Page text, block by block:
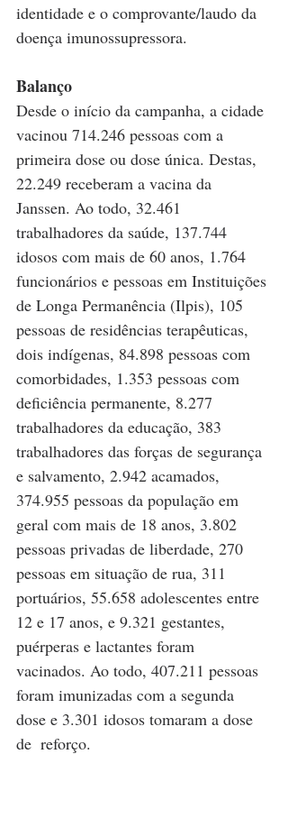
identidade e o comprovante/laudo da
doença imunossupressora.
Balanço
Desde o início da campanha, a cidade
vacinou 714.246 pessoas com a
primeira dose ou dose única. Destas,
22.249 receberam a vacina da
Janssen. Ao todo, 32.461
trabalhadores da saúde, 137.744
idosos com mais de 60 anos, 1.764
funcionários e pessoas em Instituições
de Longa Permanência (Ilpis), 105
pessoas de residências terapêuticas,
dois indígenas, 84.898 pessoas com
comorbidades, 1.353 pessoas com
deficiência permanente, 8.277
trabalhadores da educação, 383
trabalhadores das forças de segurança
e salvamento, 2.942 acamados,
374.955 pessoas da população em
geral com mais de 18 anos, 3.802
pessoas privadas de liberdade, 270
pessoas em situação de rua, 311
portuários, 55.658 adolescentes entre
12 e 17 anos, e 9.321 gestantes,
puérperas e lactantes foram
vacinados. Ao todo, 407.211 pessoas
foram imunizadas com a segunda
dose e 3.301 idosos tomaram a dose
de  reforço.